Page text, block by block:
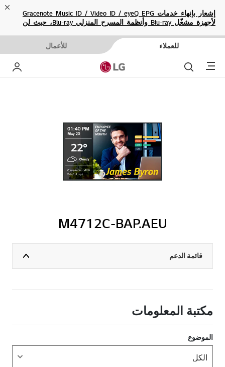
إشعار بإنهاء خدمات Gracenote Music ID / Video ID / eyeQ EPG
لأجهزة مشغّل Blu-ray وأنظمة المسرح المنزلي Blu-ray، حيث لن
للعملاء للأعمال
Menu بحث
M4712C-BAP.AEU
قائمة الدعم
مكتبة المعلومات
الموضوع